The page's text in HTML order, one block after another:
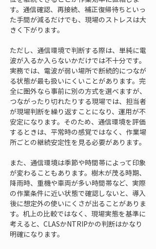
す。通信確認、再接続、補正復帰待ちといっ
た手間が減るだけでも、現場のストレスは大
きく下がります。
ただし、通信環境で判断する際は、単純に電
波が入るか入らないかだけでは不十分です。
実務では、電波が弱い場所で断続的につなが
る状態が最も扱いにくいことがあります。完
全に圏外なら事前に別の方式を選べますが、
つながったり切れたりする現場では、担当者
が現場判断を繰り返すことになり、運用が不
安定になります。そのため、通信環境を評価
するときは、平常時の感覚ではなく、作業場
所ごとの継続安定性を見る必要があります。
また、通信環境は季節や時間帯によって印象
が変わることもあります。樹木が茂る時期、
降雨時、重機や車両が多い時間帯など、実際
の作業条件に近い状態で確認しないと、導入
後に想定外の使いにくさが出ることがありま
す。机上の比較ではなく、現場実態を基準に
考えると、CLASかNTRIPかの判断はかなり
明確になります。